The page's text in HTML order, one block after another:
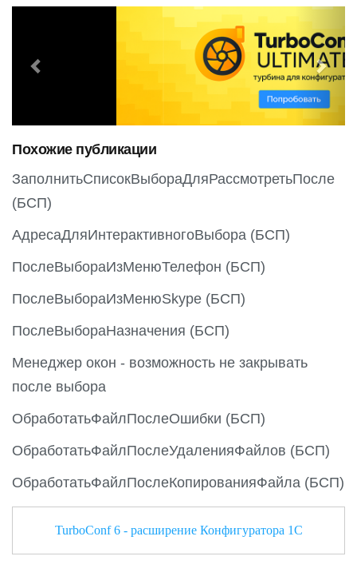
e
o
u
s
e
x
t
Похожие публикации
ЗаполнитьСписокВыбораДляРассмотретьПосле
(БСП)
АдресаДляИнтерактивногоВыбора (БСП)
ПослеВыбораИзМенюТелефон (БСП)
ПослеВыбораИзМенюSkype (БСП)
ПослеВыбораНазначения (БСП)
Менеджер окон - возможность не закрывать
после выбора
ОбработатьФайлПослеОшибки (БСП)
ОбработатьФайлПослеУдаленияФайлов (БСП)
ОбработатьФайлПослеКопированияФайла (БСП)
TurboConf 6 - расширение Конфигуратора 1С